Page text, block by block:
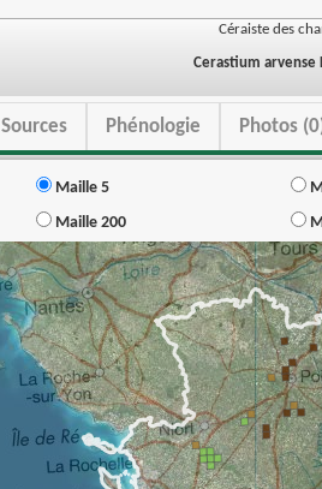
Céraiste des
Cerastium arvense
Sources Phénologie Photos
Maille 5
Maille 200